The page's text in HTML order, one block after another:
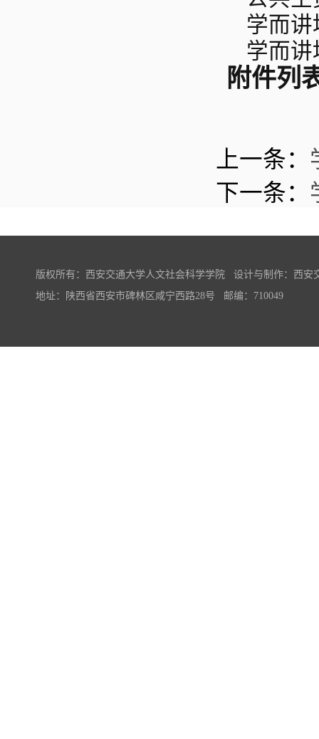
学而
学而
附件列
上一条：
下一条：
版权所有：西安交通大学人文社会科学学院 设计与制作：西安
地址：陕西省西安市碑林区咸宁西路28号 邮编：710049